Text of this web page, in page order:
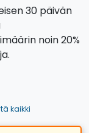
30 päivän
noin 20%
kaikki